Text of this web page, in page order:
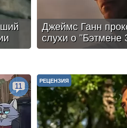
Джеймс Ганн
слухи о "Бэтмене
11
РЕЦЕНЗИЯ